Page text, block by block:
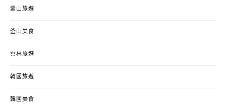
釜山旅遊
釜山美食
雲林旅遊
韓國旅遊
韓國美食